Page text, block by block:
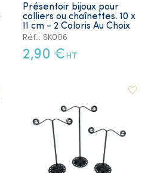
Présentoir bijoux pour
colliers ou chaînettes. 10 x
11 cm - 2 Coloris Au Choix
Réf.: SK006
2,90 € HT